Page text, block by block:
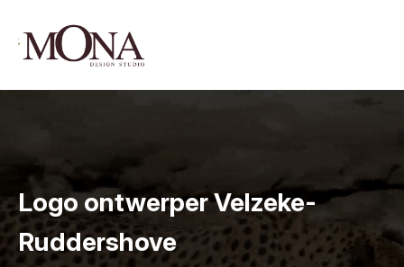
Logo ontwerper Velzeke-
Ruddershove